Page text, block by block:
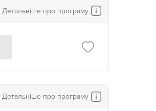
Детальніше про програму
Детальніше про програму